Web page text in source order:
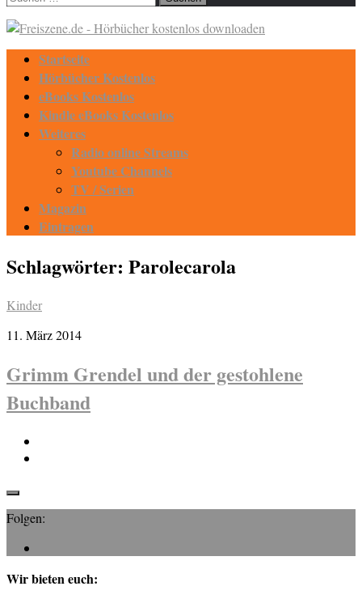
Startseite
Hörbücher Kostenlos
eBooks Kostenlos
Kindle eBooks Kostenlos
Weiteres
Radio online Streams
Youtube Channels
TV / Serien
Magazin
Eintragen
Schlagwörter: Parolecarola
Kinder
11. März 2014
Grimm Grendel und der gestohlene
Buchband
Folgen:
Wir bieten euch: